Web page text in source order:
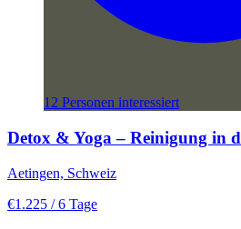
12 Personen interessiert
Detox & Yoga – Reinigung in
Aetingen, Schweiz
€1.225 / 6 Tage